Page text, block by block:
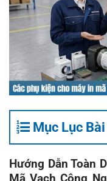
Mục Lục
Hướng Dẫn Toàn
Mã Vạch Công